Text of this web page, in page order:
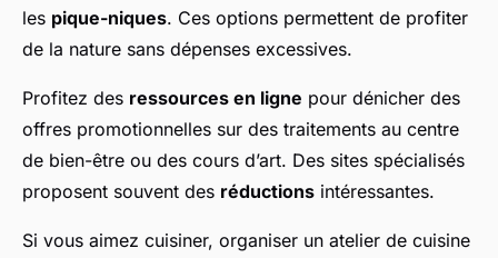
les pique-niques. Ces options permettent de profiter
de la nature sans dépenses excessives.
Profitez des ressources en ligne pour dénicher des
offres promotionnelles sur des traitements au centre
de bien-être ou des cours d’art. Des sites spécialisés
proposent souvent des réductions intéressantes.
Si vous aimez cuisiner, organiser un atelier de cuisine